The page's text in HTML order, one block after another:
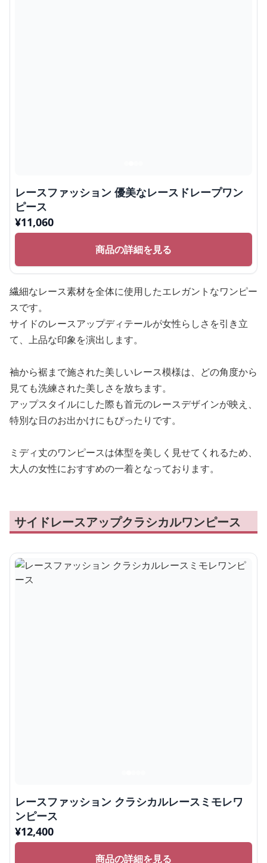
レースファッション 優美なレースドレープワン
ピース
¥11,060
商品の詳細を見る
繊細なレース素材を全体に使用したエレガントなワンピー
スです。
サイドのレースアップディテールが女性らしさを引き立
て、上品な印象を演出します。
袖から裾まで施された美しいレース模様は、どの角度から
見ても洗練された美しさを放ちます。
アップスタイルにした際も首元のレースデザインが映え、
特別な日のお出かけにもぴったりです。
ミディ丈のワンピースは体型を美しく見せてくれるため、
大人の女性におすすめの一着となっております。
サイドレースアップクラシカルワンピース
レースファッション クラシカルレースミモレワ
ンピース
¥12,400
商品の詳細を見る